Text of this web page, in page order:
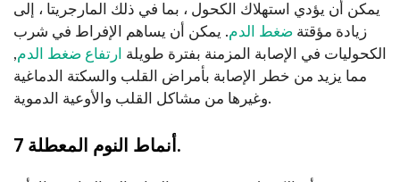
يمكن أن يؤدي استهلاك الكحول ، بما في ذلك المارجريتا ، إلى
زيادة مؤقتة ضغط الدم. يمكن أن يساهم الإفراط في شرب
الكحوليات في الإصابة المزمنة بفترة طويلة ارتفاع ضغط الدم,
مما يزيد من خطر الإصابة بأمراض القلب والسكتة الدماغية
وغيرها من مشاكل القلب والأوعية الدموية.
7 أنماط النوم المعطلة.